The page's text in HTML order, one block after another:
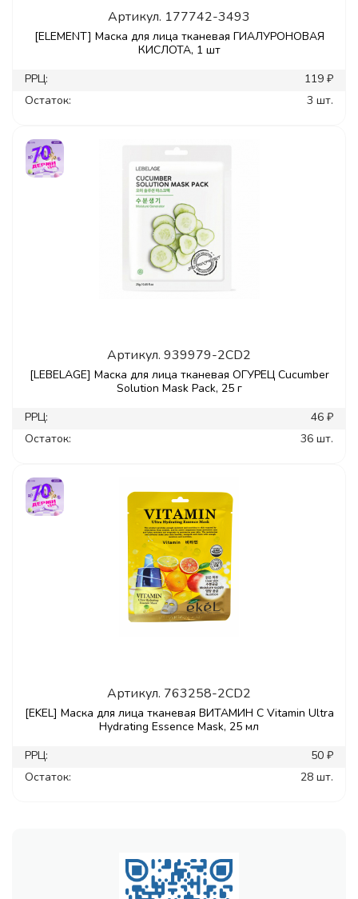
Артикул. 177742-3493
[ELEMENT] Маска для лица тканевая ГИАЛУРОНОВАЯ
КИСЛОТА, 1 шт
РРЦ:
119 ₽
Остаток:
3 шт.
Артикул. 939979-2CD2
[LEBELAGE] Маска для лица тканевая ОГУРЕЦ Cucumber
Solution Mask Pack, 25 г
РРЦ:
46 ₽
Остаток:
36 шт.
Артикул. 763258-2CD2
[EKEL] Маска для лица тканевая ВИТАМИН С Vitamin Ultra
Hydrating Essence Mask, 25 мл
РРЦ:
50 ₽
Остаток:
28 шт.